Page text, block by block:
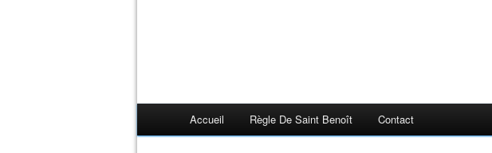
Accueil Règle De Saint Benoît Contact